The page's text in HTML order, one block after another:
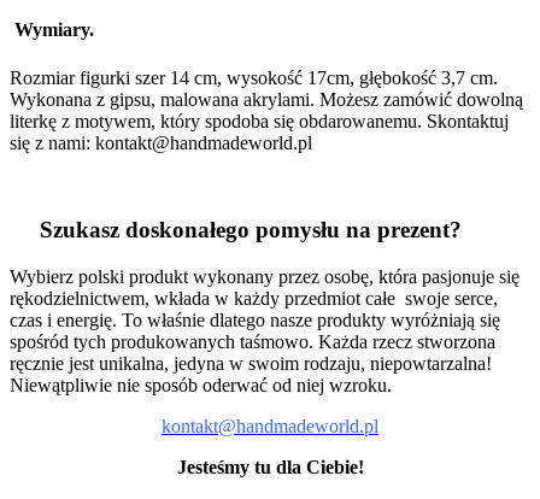
Wymiary.
Rozmiar figurki szer 14 cm, wysokość 17cm, głębokość 3,7 cm.
Wykonana z gipsu, malowana akrylami. Możesz zamówić dowolną
literkę z motywem, który spodoba się obdarowanemu. Skontaktuj
się z nami: kontakt@handmadeworld.pl
Szukasz doskonałego pomysłu na prezent?
Wybierz polski produkt wykonany przez osobę, która pasjonuje się
rękodzielnictwem, wkłada w każdy przedmiot całe swoje serce,
czas i energię. To właśnie dlatego nasze produkty wyróżniają się
spośród tych produkowanych taśmowo. Każda rzecz stworzona
ręcznie jest unikalna, jedyna w swoim rodzaju, niepowtarzalna!
Niewątpliwie nie sposób oderwać od niej wzroku.
kontakt@handmadeworld.pl
Jesteśmy tu dla Ciebie!